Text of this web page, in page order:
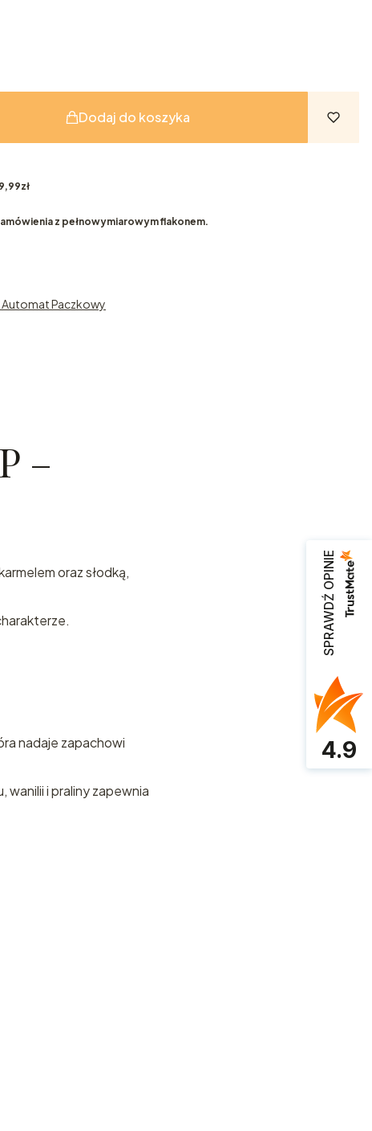
Dodaj do koszyka
z pełnowymiarowym flakonem.
Automat Paczkowy
–
oraz słodką,
nadaje zapachowi
wanilii i praliny zapewnia
SPRAWDŹ OPINIE
4.9
i zdobądź
piewsze